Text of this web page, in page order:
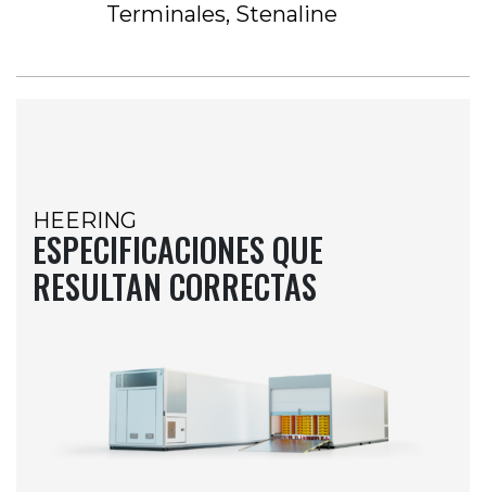
Terminales, Stenaline
HEERING
ESPECIFICACIONES QUE
RESULTAN CORRECTAS